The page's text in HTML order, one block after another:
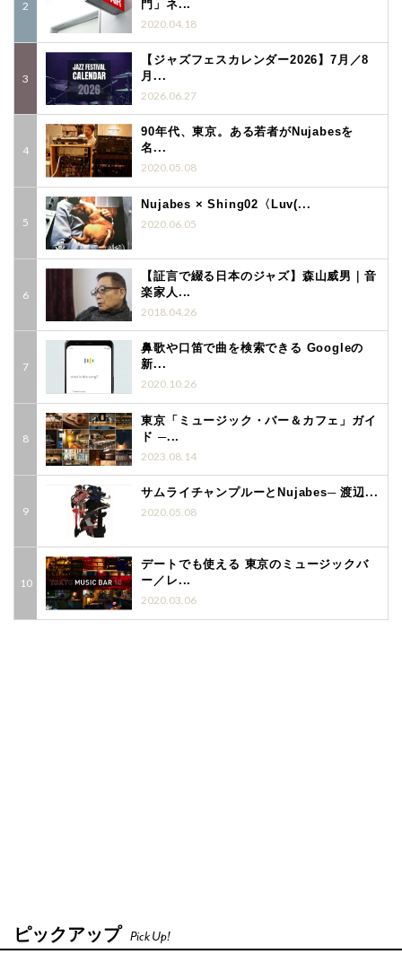
門」ネ...
2020.04.18
【ジャズフェスカレンダー2026】7月／8
月...
2026.06.27
90年代、東京。ある若者がNujabesを
名...
2020.05.08
Nujabes × Shing02〈Luv(...
2020.06.05
【証言で綴る日本のジャズ】森山威男｜音
楽家人...
2018.04.26
鼻歌や口笛で曲を検索できる Googleの
新...
2020.10.26
東京「ミュージック・バー＆カフェ」ガイ
ド ─...
2023.08.14
サムライチャンプルーとNujabes─ 渡辺...
2020.05.08
デートでも使える 東京のミュージックバ
ー／レ...
2020.03.06
ピックアップ Pick Up!